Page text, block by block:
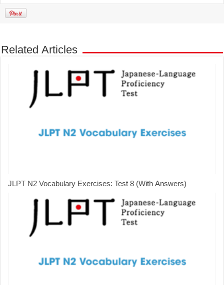
Related Articles
JLPT N2 Vocabulary Exercises: Test 8 (With Answers)